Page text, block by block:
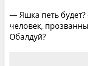
— Яшка петь
человек,
Обалдуй?